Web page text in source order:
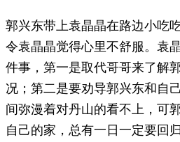
郭兴东带上袁晶晶在路边小吃
令袁晶晶觉得心里不舒服。袁
件事，第一是取代哥哥来了解
况；第二是要劝导郭兴东和自
间弥漫着对丹山的看不上，可
自己的家，总有一日一定要回归